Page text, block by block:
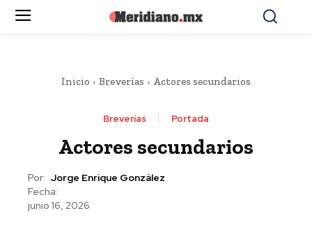
Inicio Breverías Actores secundarios
Breverías Portada
Actores secundarios
Por: Jorge Enrique González
Fecha:
junio 16, 2026